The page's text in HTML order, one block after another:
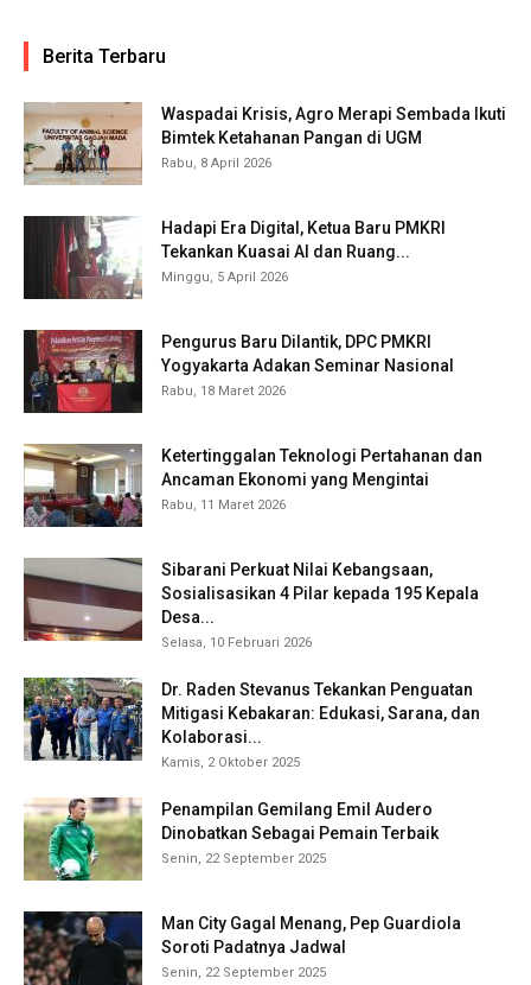
Berita Terbaru
Waspadai Krisis, Agro Merapi Sembada Ikuti
Bimtek Ketahanan Pangan di UGM
Rabu, 8 April 2026
Hadapi Era Digital, Ketua Baru PMKRI
Tekankan Kuasai AI dan Ruang...
Minggu, 5 April 2026
Pengurus Baru Dilantik, DPC PMKRI
Yogyakarta Adakan Seminar Nasional
Rabu, 18 Maret 2026
Ketertinggalan Teknologi Pertahanan dan
Ancaman Ekonomi yang Mengintai
Rabu, 11 Maret 2026
Sibarani Perkuat Nilai Kebangsaan,
Sosialisasikan 4 Pilar kepada 195 Kepala
Desa...
Selasa, 10 Februari 2026
Dr. Raden Stevanus Tekankan Penguatan
Mitigasi Kebakaran: Edukasi, Sarana, dan
Kolaborasi...
Kamis, 2 Oktober 2025
Penampilan Gemilang Emil Audero
Dinobatkan Sebagai Pemain Terbaik
Senin, 22 September 2025
Man City Gagal Menang, Pep Guardiola
Soroti Padatnya Jadwal
Senin, 22 September 2025